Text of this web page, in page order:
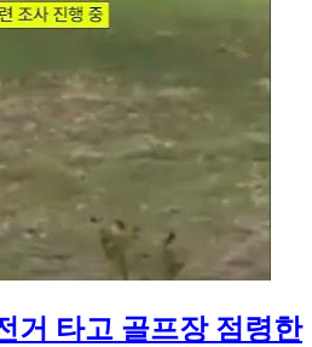
거 타고 골프장 점령한